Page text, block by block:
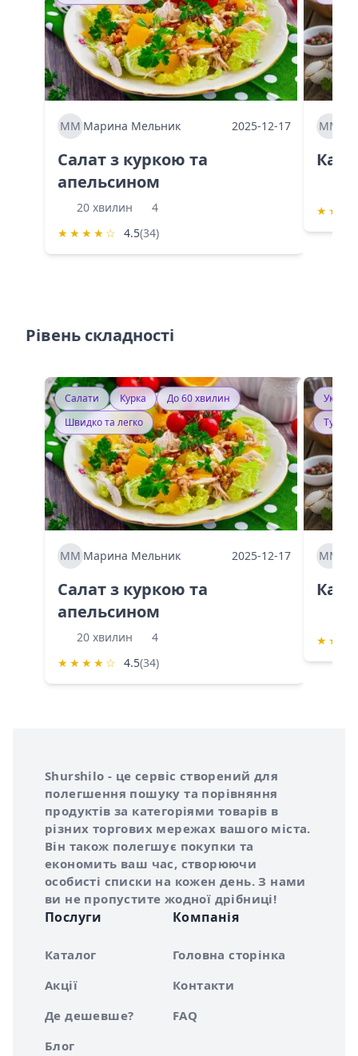
ММ Марина Мельник 2025-12-17
Салат з куркою та
апельсином
20 хвилин
4
★ ★ ★ ★ ☆ 4.5(34)
ММ
★ ★
Рівень складності
Салати Курка
До 60 хвилин
Швидко та легко
ММ Марина Мельник 2025-12-17
Салат з куркою та
апельсином
20 хвилин
4
★ ★ ★ ★ ☆ 4.5(34)
ММ
★ ★
Про сервіс Shurshilo
Shurshilo - це сервіс створений для
полегшення пошуку та порівняння
продуктів за категоріями товарів в
різних торгових мережах вашого міста.
Він також полегшує покупки та
економить ваш час, створюючи
особисті списки на кожен день. З нами
ви не пропустите жодної дрібниці!
Послуги
Каталог
Акції
Де дешевше?
Блог
Компанія
Головна сторінка
Контакти
FAQ